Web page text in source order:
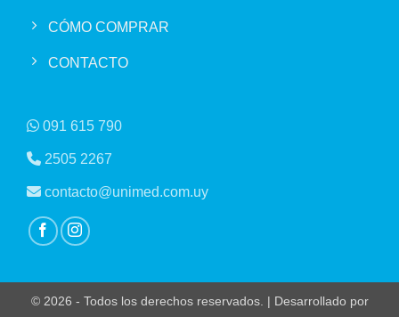
CÓMO COMPRAR
CONTACTO
091 615 790
2505 2267
contacto@unimed.com.uy
© 2026 - Todos los derechos reservados. | Desarrollado por